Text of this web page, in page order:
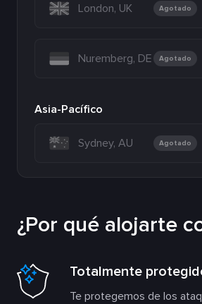
London, UK Agotado
Nuremberg, DE Agotado
Asia-Pacífico
Sydney, AU Agotado
¿Por qué alojarte
Totalmente
Te protegemos de los